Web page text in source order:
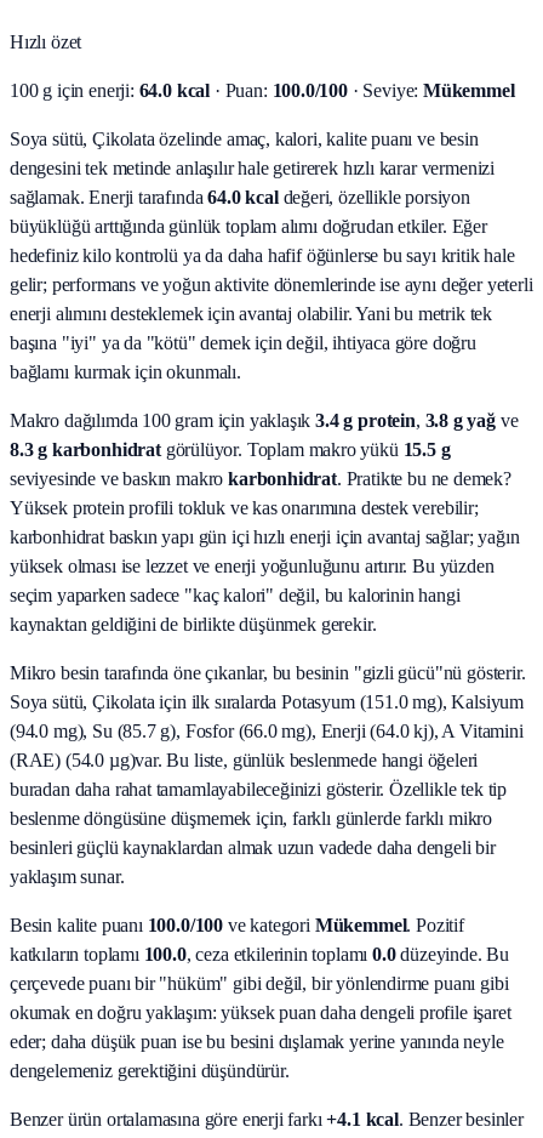
Hızlı özet
100 g için enerji: 64.0 kcal · Puan: 100.0/100· Seviye: Mükemmel
Soya sütü, Çikolata özelinde amaç, kalori, kalite puanı ve besin
dengesini tek metinde anlaşılır hale getirerek hızlı karar vermenizi
sağlamak. Enerji tarafında64.0 kcaldeğeri, özellikle porsiyon
büyüklüğü arttığında günlük toplam alımı doğrudan etkiler. Eğer
hedefiniz kilo kontrolü ya da daha hafif öğünlerse bu sayı kritik hale
gelir; performans ve yoğun aktivite dönemlerinde ise aynı değer yeterli
enerji alımını desteklemek için avantaj olabilir. Yani bu metrik tek
başına "iyi" ya da "kötü" demek için değil, ihtiyaca göre doğru
bağlamı kurmak için okunmalı.
Makro dağılımda 100 gram için yaklaşık3.4g protein, 3.8 g yağve
8.3g karbonhidratgörülüyor. Toplam makro yükü 15.5g
seviyesinde ve baskın makro karbonhidrat. Pratikte bu ne demek?
Yüksek protein profili tokluk ve kas onarımına destek verebilir;
karbonhidrat baskın yapı gün içi hızlı enerji için avantaj sağlar; yağın
yüksek olması ise lezzet ve enerji yoğunluğunu artırır. Bu yüzden
seçim yaparken sadece "kaç kalori" değil, bu kalorinin hangi
kaynaktan geldiğini de birlikte düşünmek gerekir.
Mikro besin tarafında öne çıkanlar, bu besinin "gizli gücü"nü gösterir.
Soya sütü, Çikolata için ilk sıralarda Potasyum (151.0 mg), Kalsiyum
(94.0 mg), Su (85.7 g), Fosfor (66.0 mg), Enerji (64.0 kj), A Vitamini
(RAE) (54.0 µg)var. Bu liste, günlük beslenmede hangi öğeleri
buradan daha rahat tamamlayabileceğinizi gösterir. Özellikle tek tip
beslenme döngüsüne düşmemek için, farklı günlerde farklı mikro
besinleri güçlü kaynaklardan almak uzun vadede daha dengeli bir
yaklaşım sunar.
Besin kalite puanı 100.0/100 ve kategori Mükemmel. Pozitif
katkıların toplamı 100.0, ceza etkilerinin toplamı 0.0düzeyinde. Bu
çerçevede puanı bir "hüküm" gibi değil, bir yönlendirme puanı gibi
okumak en doğru yaklaşım: yüksek puan daha dengeli profile işaret
eder; daha düşük puan ise bu besini dışlamak yerine yanında neyle
dengelemeniz gerektiğini düşündürür.
Benzer ürün ortalamasına göre enerji farkı +4.1 kcal. Benzer besinler